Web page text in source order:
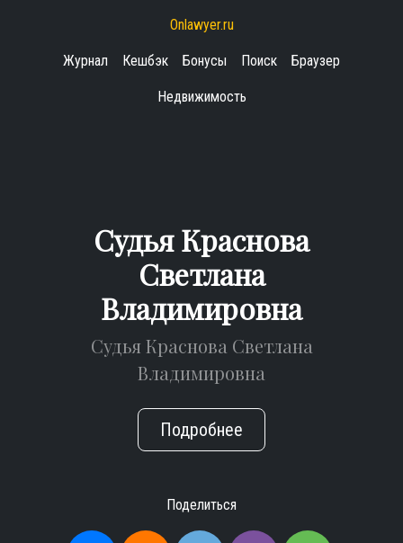
Onlawyer.ru
Журнал Кешбэк Бонусы Поиск Браузер
Недвижимость
Судья Краснова
Светлана
Владимировна
Судья Краснова Светлана
Владимировна
Подробнее
Поделиться